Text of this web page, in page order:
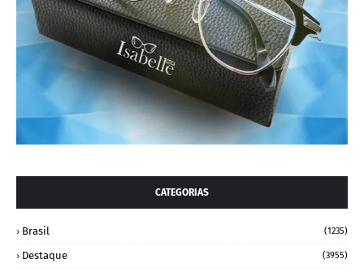
CATEGORIAS
Brasil (1235)
Destaque (3955)